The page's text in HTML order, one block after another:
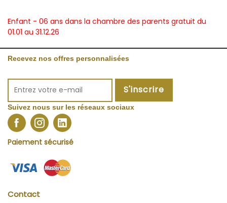
Enfant - 06 ans dans la chambre des parents gratuit du
01.01 au 31.12.26
Recevez nos offres personnalisées
S'inscrire
Suivez nous sur les réseaux sociaux
Paiement sécurisé
Contact